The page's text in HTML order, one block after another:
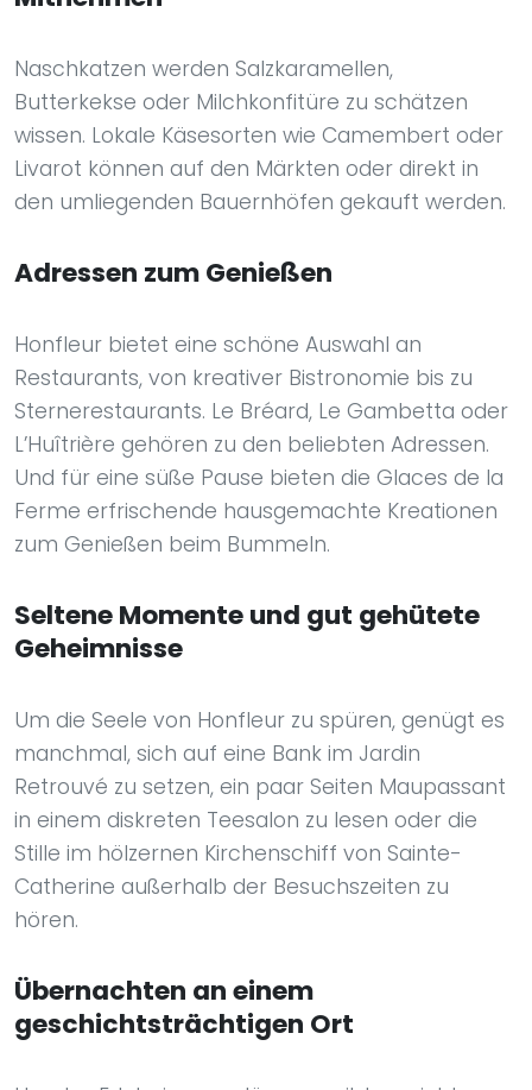
Naschkatzen werden Salzkaramellen,
Butterkekse oder Milchkonfitüre zu schätzen
wissen. Lokale Käsesorten wie Camembert oder
Livarot können auf den Märkten oder direkt in
den umliegenden Bauernhöfen gekauft werden.
Adressen zum Genießen
Honfleur bietet eine schöne Auswahl an
Restaurants, von kreativer Bistronomie bis zu
Sternerestaurants. Le Bréard, Le Gambetta oder
L’Huîtrière gehören zu den beliebten Adressen.
Und für eine süße Pause bieten die Glaces de la
Ferme erfrischende hausgemachte Kreationen
zum Genießen beim Bummeln.
Seltene Momente und gut gehütete
Geheimnisse
Um die Seele von Honfleur zu spüren, genügt es
manchmal, sich auf eine Bank im Jardin
Retrouvé zu setzen, ein paar Seiten Maupassant
in einem diskreten Teesalon zu lesen oder die
Stille im hölzernen Kirchenschiff von Sainte-
Catherine außerhalb der Besuchszeiten zu
hören.
Übernachten an einem
geschichtsträchtigen Ort